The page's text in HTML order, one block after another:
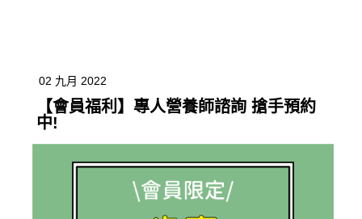
02 九月 2022
【會員福利】專人營養師諮詢 搶手預約
中!